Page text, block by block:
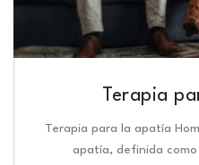
Terapia
Terapia para la apatía
apatía, definida